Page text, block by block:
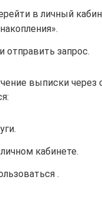
в личный
отправить запрос.
выписки через
кабинете.
.